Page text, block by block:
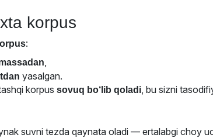
korpus
:
,
yasalgan.
korpus sovuq bo‘lib qoladi, bu sizni
suvni tezda qaynata oladi — ertalabgi choy